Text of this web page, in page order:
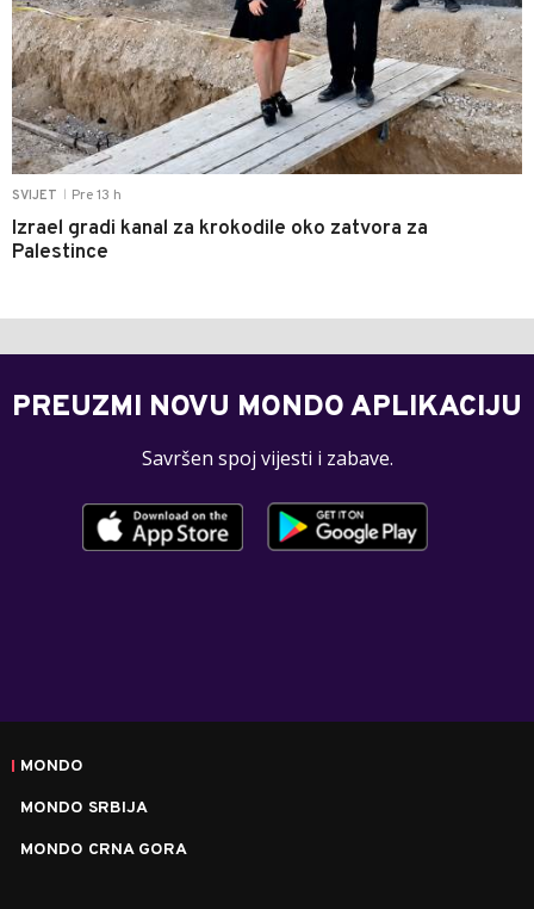
SVIJET Pre 13 h
Izrael gradi kanal za krokodile oko zatvora za
Palestince
PREUZMI NOVU MONDO APLIKACIJU
Savršen spoj vijesti i zabave.
MONDO
MONDO SRBIJA
MONDO CRNA GORA